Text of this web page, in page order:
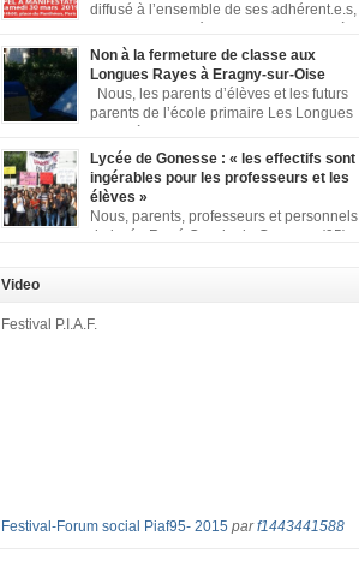
diffusé à l’ensemble de ses adhérent.e.s,
se mobiliser contre la loi Blanquer dite « Ecole de la
confiance ». Pour vous aider à organiser les actions
localement, la FCPE met à votre disposition ce kit de
mobilisation comprenant : 1 affiche appelant […]
Non à la fermeture de classe aux
Longues Rayes à Eragny-sur-Oise
Nous, les parents d’élèves et les futurs
parents de l’école primaire Les Longues
cette pétition pour dire « NON à la fermeture de classe
aux Longues Rayes ». Non à la dégradation continue
des conditions d’accueil et d’apprentissage de nos
enfants à l’école primaire. Chaque enfant a droit à […]
Lycée de Gonesse : « les effectifs sont
ingérables pour les professeurs et les
élèves »
Nous, parents, professeurs et personnels
du lycée René Cassin de Gonesse (95),
dénoncer les classes surchargées, en cette rentrée
et 35 élèves ! – de nombreuses classes de première et
Video
Festival P.I.A.F.
Festival-Forum social Piaf95- 2015 parf1443441588